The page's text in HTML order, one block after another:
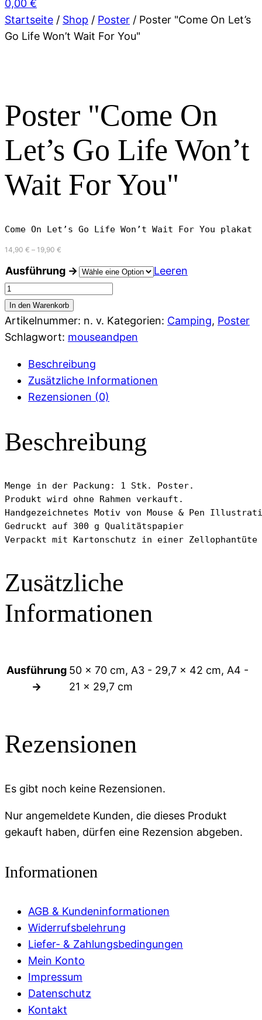
0,00 €
Startseite / Shop / Poster / Poster "Come On Let’s
Go Life Won’t Wait For You"
Poster "Come On
Let’s Go Life Won’t
Wait For You"
Come On Let’s Go Life Won’t Wait For You plakat
14,90 € – 19,90 €
bis
19,90 €
Ausführung →
Leeren
Poster
"Come
On
Let’s
Life
Won’t
Wait
You"
Menge
In den Warenkorb
Artikelnummer: n. v. Kategorien: Camping, Poster
Schlagwort: mouseandpen
Beschreibung
Zusätzliche Informationen
Rezensionen (0)
Beschreibung
Menge in der Packung: 1 Stk. Poster.
Produkt wird ohne Rahmen verkauft.
Handgezeichnetes Motiv von Mouse & Pen
Gedruckt auf 300 g Qualitätspapier
Verpackt mit Kartonschutz in einer Zellophantüte
Zusätzliche
Informationen
Ausführung
→
50 x 70 cm, A3 - 29,7 x 42 cm, A4 -
21 x 29,7 cm
Rezensionen
Es gibt noch keine Rezensionen.
Nur angemeldete Kunden, die dieses Produkt
gekauft haben, dürfen eine Rezension abgeben.
Informationen
AGB & Kundeninformationen
Widerrufsbelehrung
Liefer- & Zahlungsbedingungen
Mein Konto
Impressum
Datenschutz
Kontakt